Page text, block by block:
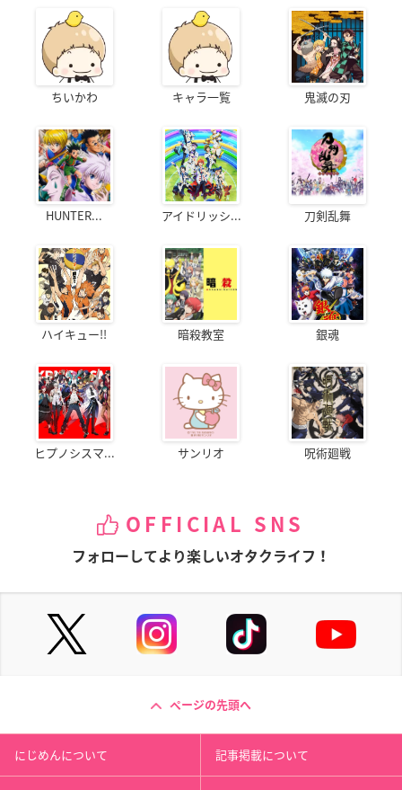
ちいかわ キャラ一覧 鬼滅の刃
HUNTER... アイドリッシ... 刀剣乱舞
ハイキュー!! 暗殺教室 銀魂
ヒプノシスマ... サンリオ 呪術廻戦
OFFICIAL SNS
フォローしてより楽しいオタクライフ！
ページの先頭へ
にじめんについて 記事掲載について